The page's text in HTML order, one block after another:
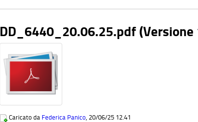
DD_6440_20.06.25.pdf (Versione
Caricato da Federica Panico, 20/06/25 12.41